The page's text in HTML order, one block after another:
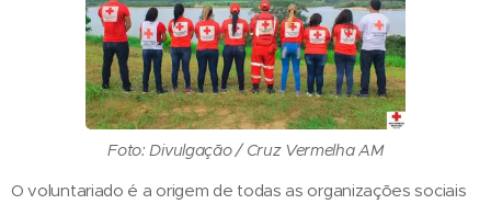
Foto: Divulgação / Cruz Vermelha AM
O voluntariado é a origem de todas as organizações sociais